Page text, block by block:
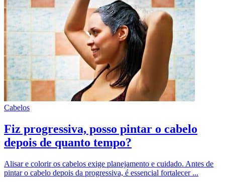
Cabelos
Fiz progressiva, posso pintar o cabelo
depois de quanto tempo?
Alisar e colorir os cabelos exige planejamento e cuidado. Antes de
pintar o cabelo depois da progressiva, é essencial fortalecer ...